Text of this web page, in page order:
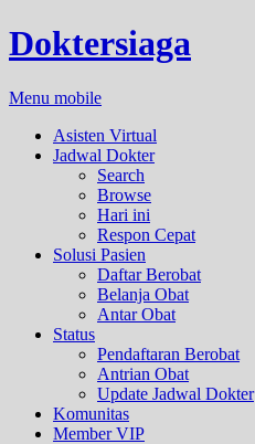
Doktersiaga
Menu mobile
Asisten Virtual
Jadwal Dokter
Search
Browse
Hari ini
Respon Cepat
Solusi Pasien
Daftar Berobat
Belanja Obat
Antar Obat
Status
Pendaftaran Berobat
Antrian Obat
Update Jadwal Dokter
Komunitas
Member VIP